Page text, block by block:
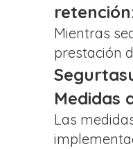
Mientras
prestación
Medidas
Las